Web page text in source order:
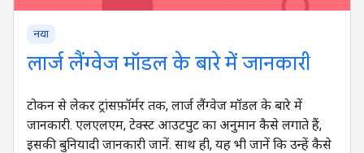
नया
लार्ज लैंग्वेज मॉडल के बारे में जानकारी
टोकन से लेकर ट्रांसफ़ॉर्मर तक, लार्ज लैंग्वेज मॉडल के बारे में
जानकारी. एलएलएम, टेक्स्ट आउटपुट का अनुमान कैसे लगाते हैं,
इसकी बुनियादी जानकारी जानें. साथ ही, यह भी जानें कि उन्हें कैसे